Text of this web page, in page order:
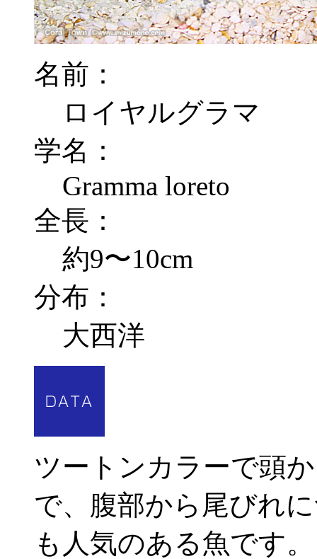
名前：
ロイヤルグラマ
学名：
Gramma loreto
全長：
約9〜10cm
分布：
大西洋
ツートンカラーで頭
で、腹部から尾びれ
も人気のある魚です。